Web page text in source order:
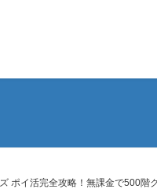
ポイ活完全攻略！無課金で500階